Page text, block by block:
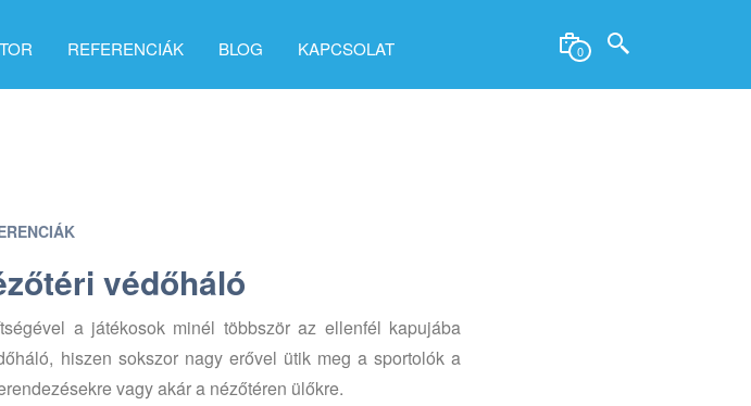
REFERENCIÁK BLOG KAPCSOLAT 0
védőháló
a játékosok minél többször az ellenfél kapujába
hiszen sokszor nagy erővel ütik meg a sportolók a
vagy akár a nézőtéren ülőkre.